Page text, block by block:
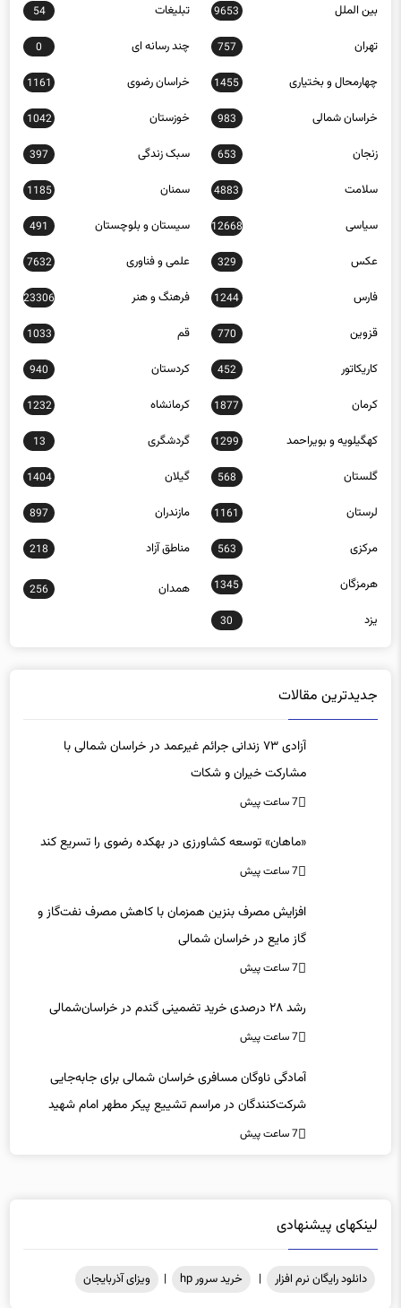
بین الملل 9653 تبلیغات 54
تهران 757 چند رسانه ای 0
چهارمحال و بختیاری 1455 خراسان رضوی 1161
خراسان شمالی 983 خوزستان 1042
زنجان 653 سبک زندگی 397
سلامت 4883 سمنان 1185
سیاسی 12668 سیستان و بلوچستان 491
عکس 329 علمی و فناوری 7632
فارس 1244 فرهنگ و هنر 23306
قزوین 770 قم 1033
کاریکاتور 452 کردستان 940
کرمان 1877 کرمانشاه 1232
کهگیلویه و بویراحمد 1299 گردشگری 13
گلستان 568 گیلان 1404
لرستان 1161 مازندران 897
مرکزی 563 مناطق آزاد 218
هرمزگان 1345 همدان 256
یزد 30
جدیدترین مقالات
آزادی ۷۳ زندانی جرائم غیرعمد در خراسان شمالی با
مشارکت خیران و شکات
7 ساعت پیش
«ماهان» توسعه کشاورزی در بهکده رضوی را تسریع کند
7 ساعت پیش
افزایش مصرف بنزین همزمان با کاهش مصرف نفت‌گاز و
گاز مایع در خراسان شمالی
7 ساعت پیش
رشد ۲۸ درصدی خرید تضمینی گندم در خراسان‌شمالی
7 ساعت پیش
آمادگی ناوگان مسافری خراسان شمالی برای جابه‌جایی
شرکت‌کنندگان در مراسم تشییع پیکر مطهر امام شهید
7 ساعت پیش
لینکهای پیشنهادی
دانلود رایگان نرم افزار | خرید سرور hp | ویزای آذربایجان